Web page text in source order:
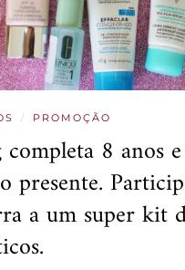
/ PROMOÇÃO
8 anos
presente.
a um super kit